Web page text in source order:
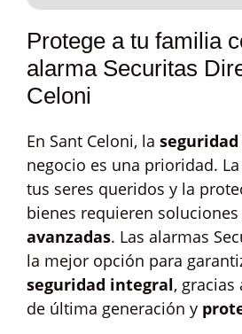
Protege a tu familia
alarma Securitas
Celoni
En Sant Celoni, la seguridad
negocio es una prioridad.
tus seres queridos y la
bienes requieren soluciones
avanzadas. Las alarmas
la mejor opción para
seguridad integral, gracias
de última generación y